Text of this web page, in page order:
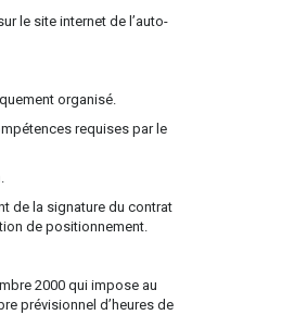
le site internet de l’auto-
organisé.
requises par le
de la signature du contrat
de positionnement.
2000 qui impose au
prévisionnel d’heures de